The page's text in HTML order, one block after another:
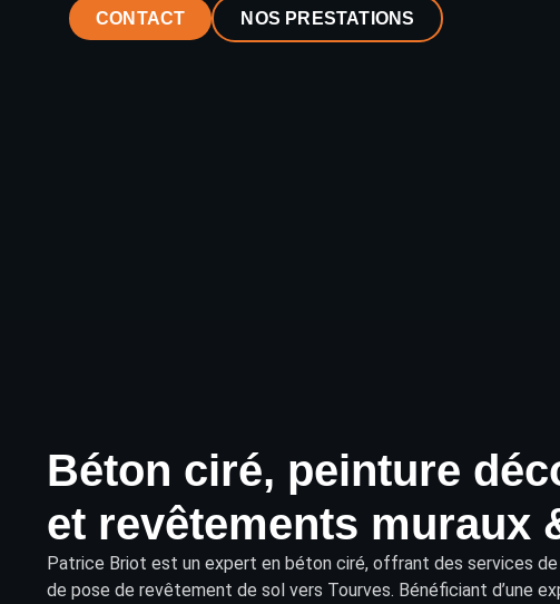
CONTACT NOS PRESTATIONS
Béton ciré, peinture
et revêtements muraux
Patrice Briot est un expert en béton ciré, offrant des services de
de pose de revêtement de sol vers Tourves. Bénéficiant d’une